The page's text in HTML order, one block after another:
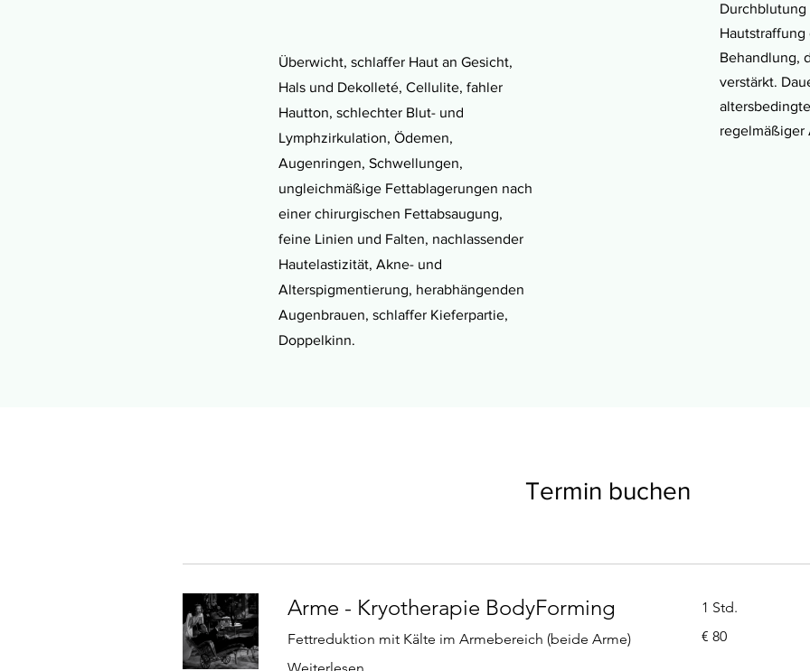
Überwicht, schlaffer Haut an Gesicht,
Hals und Dekolleté, Cellulite, fahler
Hautton, schlechter Blut- und
Lymphzirkulation, Ödemen,
Augenringen, Schwellungen,
ungleichmäßige Fettablagerungen nach
einer chirurgischen Fettabsaugung,
feine Linien und Falten, nachlassender
Hautelastizität, Akne- und
Alterspigmentierung, herabhängenden
Augenbrauen, schlaffer Kieferpartie,
Doppelkinn.
Hautstraffung
Behandlung,
verstärkt.
regelmäßiger
Termin buchen
Arme - Kryotherapie BodyForming
Fettreduktion mit Kälte im Armebereich (beide Arme)
1 Std.
Euro
€ 80